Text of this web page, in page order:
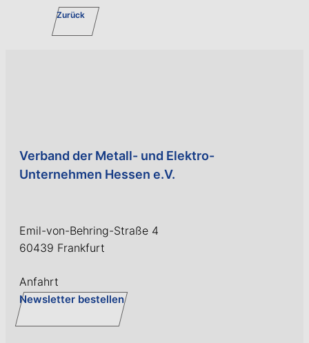
Zurück
Verband der Metall- und Elektro-
Unternehmen Hessen e.V.
Emil-von-Behring-Straße 4
60439 Frankfurt
Anfahrt
Newsletter bestellen